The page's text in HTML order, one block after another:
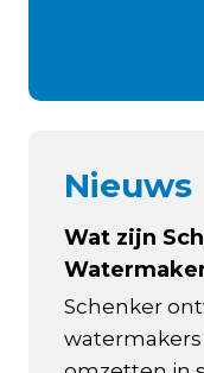
Nieuws
Wat zijn
Schenker